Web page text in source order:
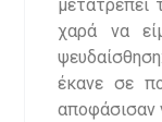
μετατρέπει
χαρά να
έκανε σε
αποφάσισαν